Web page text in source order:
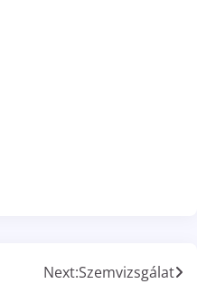
Next:Szemvizsgálat